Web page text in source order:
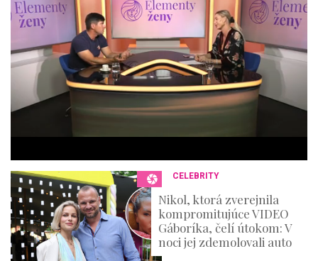
m
i
t
e
6
d
s
CELEBRITY
Nikol, ktorá zverejnila
kompromitujúce VIDEO
Gáboríka, čelí útokom: V
noci jej zdemolovali auto